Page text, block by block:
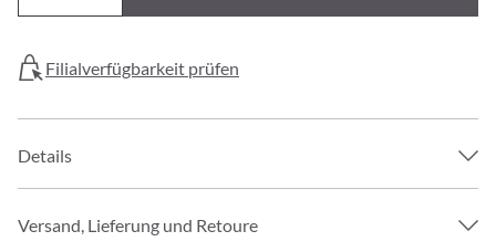
Filialverfügbarkeit prüfen
Details
Versand, Lieferung und Retoure